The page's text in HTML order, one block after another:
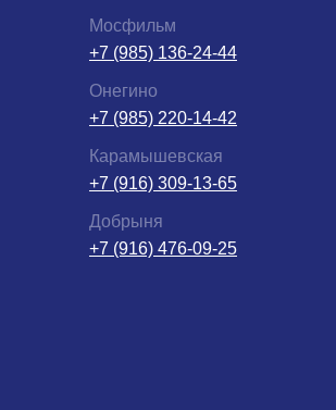
+7 (916) 476-09-25
Добрыня
+7 (916) 309-13-65
Карамышевская
+7 (985) 220-14-42
Онегино
+7 (985) 136-24-44
Мосфильм